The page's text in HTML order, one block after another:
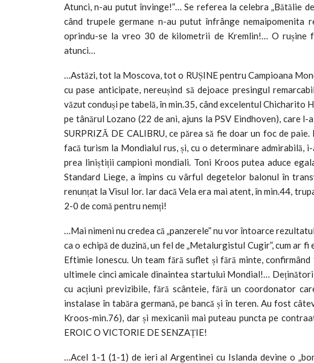
Atunci, n-au putut învinge!”… Se referea la celebra „Bătălie
când trupele germane n-au putut înfrânge nemaipomenita
oprindu-se la vreo 30 de kilometrii de Kremlin!… O rușine
atunci…
…Astăzi, tot la Moscova, tot o RUȘINE pentru Campioana
cu pase anticipate, nereușind să dejoace presingul
văzut conduși pe tabelă, în min.35, când excelentul Chicharito
pe tânărul Lozano (22 de ani, ajuns la PSV Eindhoven), care
SURPRIZĂ DE CALIBRU, ce părea să fie doar un foc de
facă turism la Mondialul rus, și, cu o determinare
prea liniștiții campioni mondiali. Toni Kroos putea aduce
Standard Liege, a împins cu vârful degetelor balonul în
renunțat la Visul lor. Iar dacă Vela era mai atent, în min.44,
2-0 de comă pentru nemți!
…Mai nimeni nu credea că „panzerele” nu vor întoarce
ca o echipă de duzină, un fel de „Metalurgistul Cugir”, cum
Eftimie Ionescu. Un team fără suflet și fără minte,
ultimele cinci amicale dinaintea startului Mondial!…
cu acțiuni previzibile, fără scânteie, fără un coordonator
instalase în tabăra germană, pe bancă și în teren. Au fost
Kroos-min.76), dar și mexicanii mai puteau puncta pe
EROIC O VICTORIE DE SENZAȚIE!
…Acel 1-1 (1-1) de ieri al Argentinei cu Islanda devine o